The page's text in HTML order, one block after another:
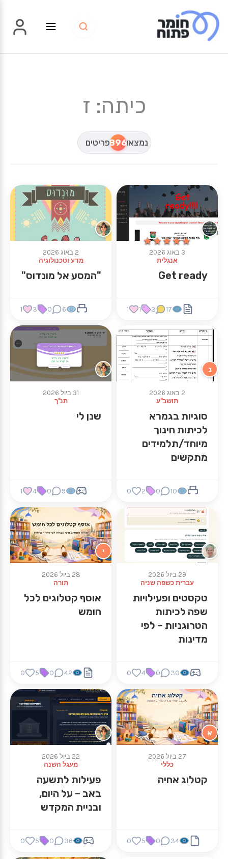
לתוכן
כיתה: ז
נמצאו896פריטים
★★★★★
★★★★★
3 באוג 2026
אנגלית
Get ready
17
3
1
1
2 באוג 2026
מדע וטכנולוגיה
"המסע אל מונדוס"
6
0
3
1
נ
2 באוג 2026
תושב"ע
סוגיות בגמרא
לכיתות חינוך
מיוחד/תלמידים
מתקשים
10
0
2
0
31 ביול 2026
תנ"ך
שנן לי
9
0
4
1
29 ביול 2026
עברית כשפה שניה
טקסטים ופעילויות
שפה לכיתות
הטרוגניות – לפי
מדינות
30
0
4
0
י
28 ביול 2026
תורה
אוסף קטלוגים לכל
חומש
42
0
5
0
א
27 ביול 2026
כללי
קטלוג אחיה
34
0
5
0
22 ביול 2026
מעגל השנה
פעילות לתשעה
באב – על היום,
ובניית המקדש
36
0
5
0